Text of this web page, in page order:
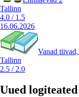
Tallinn
4.0 / 1.5
16.06.2026
Vanad
Tallinn
2.5 / 2.0
Uued logiteated